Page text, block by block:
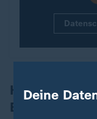
Huthi
Bombenlegung
Deine